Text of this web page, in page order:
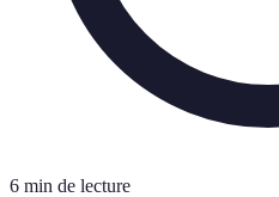
6 min de lecture